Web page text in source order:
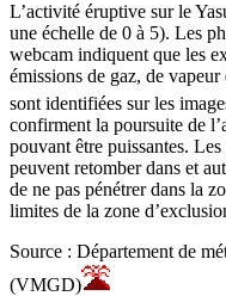
L’activité éruptive sur le
une échelle de 0 à 5). Les
webcam indiquent que les
émissions de gaz, de
sont identifiées sur les
confirment la poursuite de
pouvant être puissantes.
peuvent retomber dans et
de ne pas pénétrer dans la
limites de la zone
Source : Département de
(VMGD)